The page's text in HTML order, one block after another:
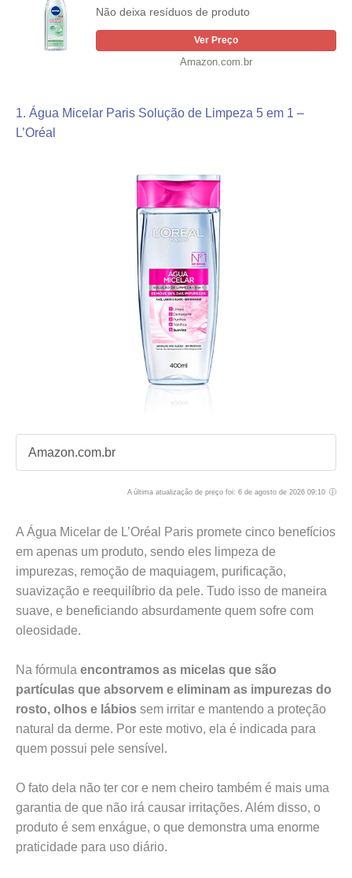
Não deixa resíduos de produto
Ver Preço
Amazon.com.br
1. Água Micelar Paris Solução de Limpeza 5 em 1 –
L’Oréal
Amazon.com.br
A última atualização de preço foi: 6 de agosto de 2026 09:10
A Água Micelar de L’Oréal Paris promete cinco benefícios
em apenas um produto, sendo eles limpeza de
impurezas, remoção de maquiagem, purificação,
suavização e reequilíbrio da pele. Tudo isso de maneira
suave, e beneficiando absurdamente quem sofre com
oleosidade.
Na fórmula encontramos as micelas que são
partículas que absorvem e eliminam as impurezas do
rosto, olhos e lábios sem irritar e mantendo a proteção
natural da derme. Por este motivo, ela é indicada para
quem possui pele sensível.
O fato dela não ter cor e nem cheiro também é mais uma
garantia de que não irá causar irritações. Além disso, o
produto é sem enxágue, o que demonstra uma enorme
praticidade para uso diário.